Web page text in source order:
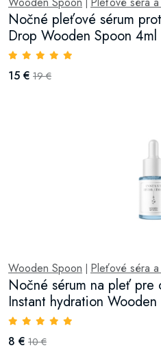
Nočné pleťové sérum
Drop Wooden Spoon 4ml
15 € 19 €
Wooden Spoon | Pleťové séra
Nočné sérum na pleť pre
Instant hydration
8 € 10 €